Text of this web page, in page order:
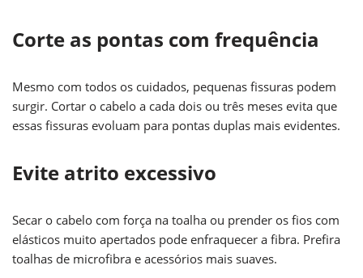
Corte as pontas com frequência
Mesmo com todos os cuidados, pequenas fissuras podem
surgir. Cortar o cabelo a cada dois ou três meses evita que
essas fissuras evoluam para pontas duplas mais evidentes.
Evite atrito excessivo
Secar o cabelo com força na toalha ou prender os fios com
elásticos muito apertados pode enfraquecer a fibra. Prefira
toalhas de microfibra e acessórios mais suaves.